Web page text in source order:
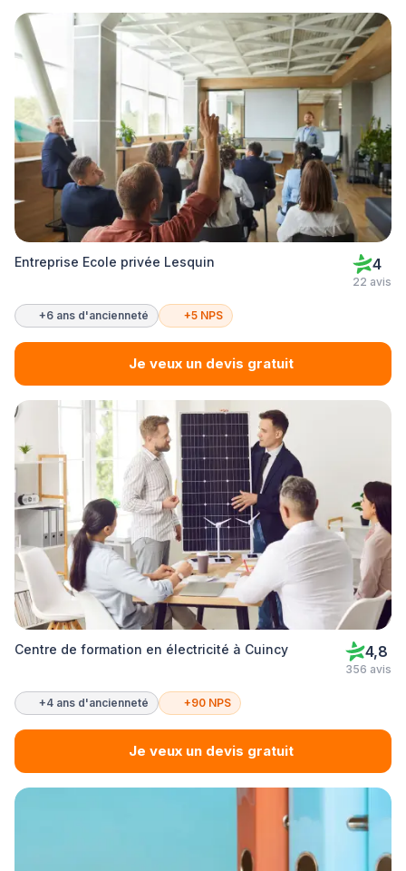
Entreprise Ecole privée Lesquin 4
22 avis
+6 ans d'ancienneté +5 NPS
Je veux un devis gratuit
Centre de formation en électricité à Cuincy 4,8
356 avis
+4 ans d'ancienneté +90 NPS
Je veux un devis gratuit